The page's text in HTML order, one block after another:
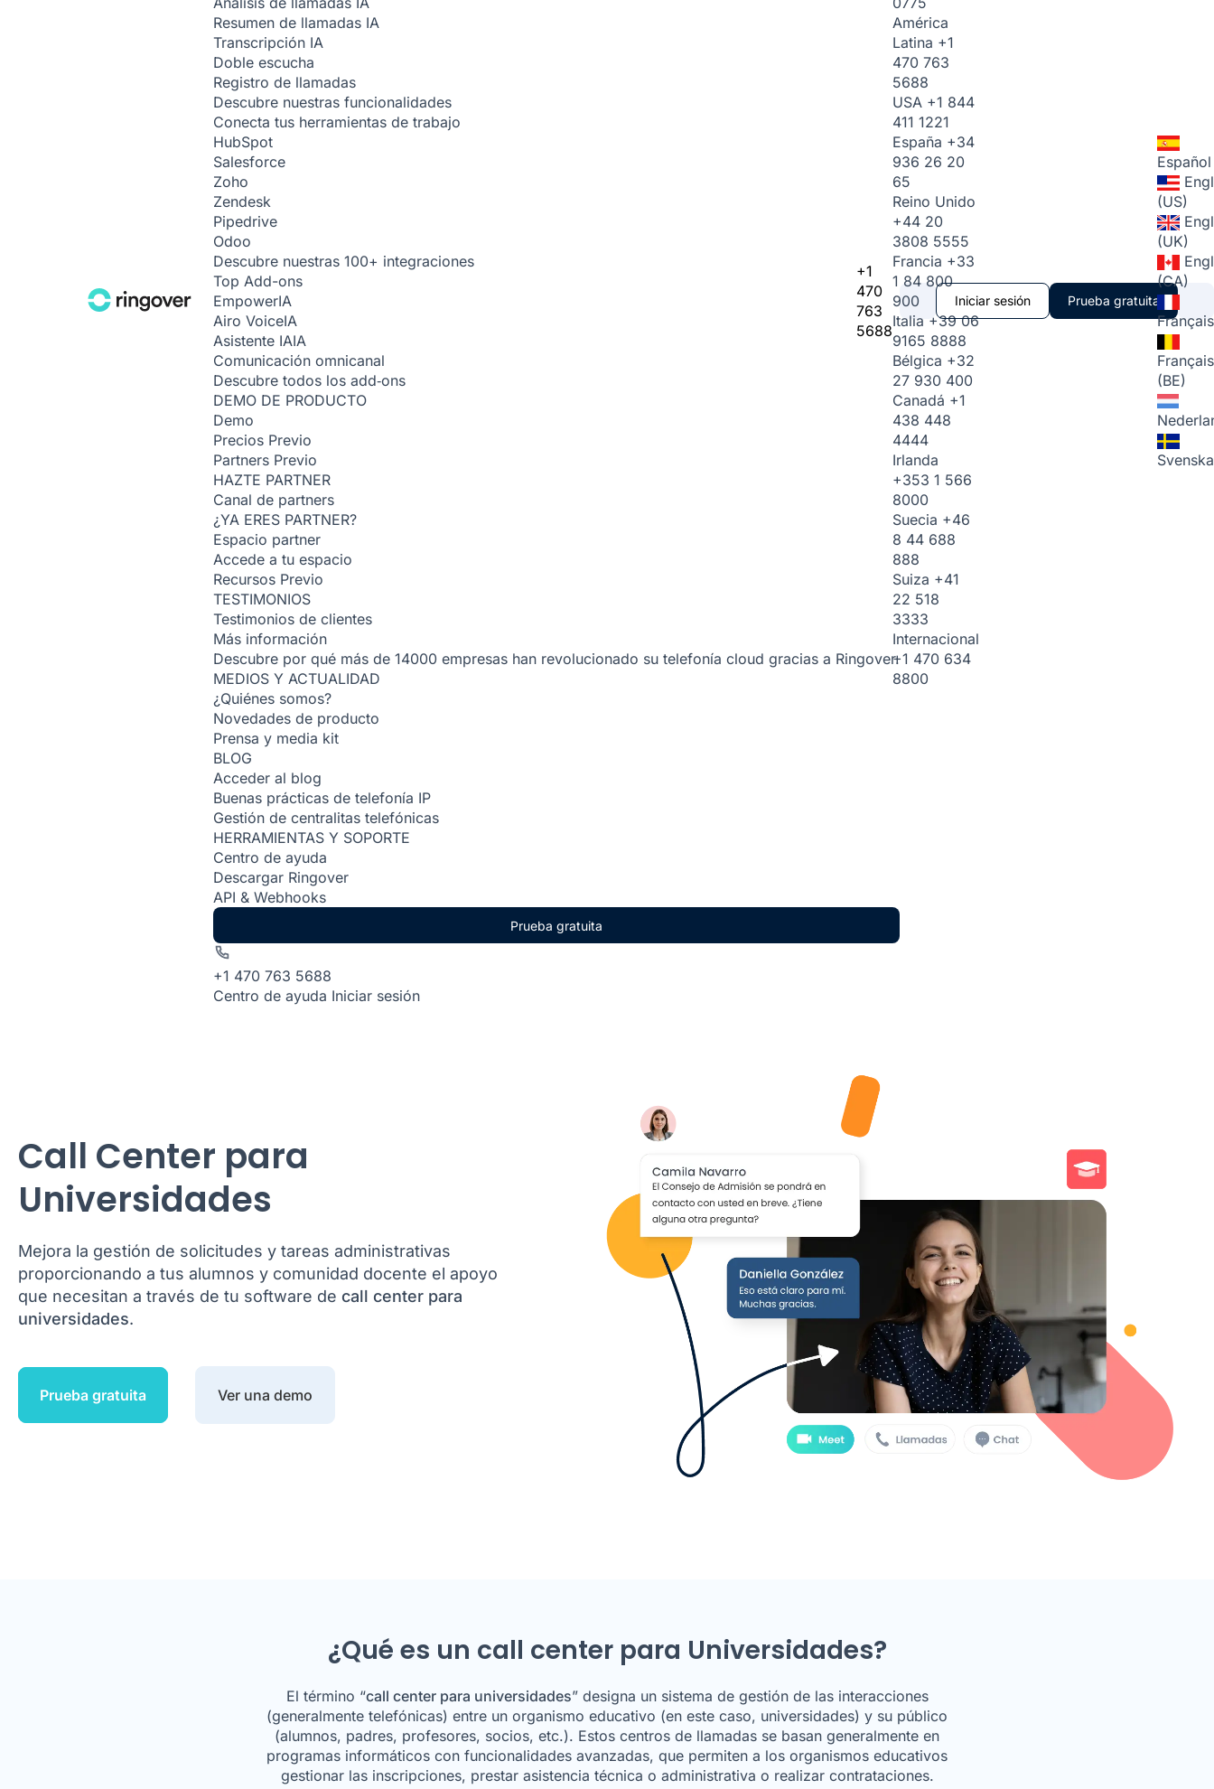
Resumen de llamadas IA
Transcripción IA
Doble escucha
Registro de llamadas
Descubre nuestras funcionalidades
Conecta tus herramientas de trabajo
HubSpot
Salesforce
Zoho
Zendesk
Pipedrive
Odoo
Descubre nuestras 100+ integraciones
Top Add-ons
EmpowerIA
Airo VoiceIA
Asistente IAIA
Comunicación omnicanal
Descubre todos los add‑ons
DEMO DE PRODUCTO
Demo
Precios Previo
Partners Previo
HAZTE PARTNER
Canal de partners
¿YA ERES PARTNER?
Espacio partner
Accede a tu espacio
Recursos Previo
TESTIMONIOS
Testimonios de clientes
Más información
Descubre por qué más de 14000 empresas han revolucionado su telefonía cloud gracias a Ringover.
MEDIOS Y ACTUALIDAD
¿Quiénes somos?
Novedades de producto
Prensa y media kit
BLOG
Acceder al blog
Buenas prácticas de telefonía IP
Gestión de centralitas telefónicas
HERRAMIENTAS Y SOPORTE
Centro de ayuda
Descargar Ringover
API & Webhooks
Prueba gratuita
+1 470 763 5688
Centro de ayuda Iniciar sesión
+1
470
763
5688
América
Latina +1
470 763
5688
USA +1 844
411 1221
España +34
936 26 20
65
Reino Unido
+44 20
3808 5555
Francia +33
1 84 800
900
Italia +39 06
9165 8888
Bélgica +32
27 930 400
Canadá +1
438 448
4444
Irlanda
+353 1 566
8000
Suecia +46
8 44 688
888
Suiza +41
22 518
3333
Internacional
+1 470 634
8800
Iniciar sesión Prueba gratuita
Español
(US)
(UK)
(CA)
Français
Français
(BE)
Svenska
Call Center para
Universidades
Mejora la gestión de solicitudes y tareas administrativas
proporcionando a tus alumnos y comunidad docente el apoyo
que necesitan a través de tu software de call center para
universidades.
Prueba gratuita Ver una demo
¿Qué es un call center para Universidades?
El término “call center para universidades” designa un sistema de gestión de las interacciones
(generalmente telefónicas) entre un organismo educativo (en este caso, universidades) y su público
(alumnos, padres, profesores, socios, etc.). Estos centros de llamadas se basan generalmente en
programas informáticos con funcionalidades avanzadas, que permiten a los organismos educativos
gestionar las inscripciones, prestar asistencia técnica o administrativa o realizar contrataciones.